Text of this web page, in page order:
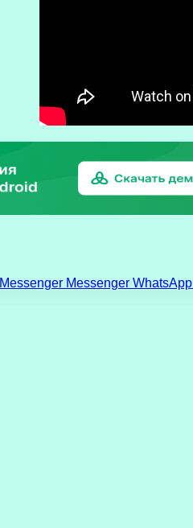
Messenger Messenger WhatsApp